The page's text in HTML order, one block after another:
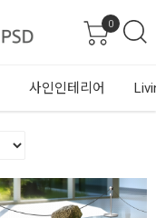
0
사인인테리어